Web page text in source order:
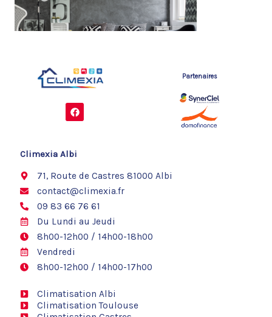
F
a
c
o
Partenaires
Climexia Albi
71, Route de Castres 81000 Albi
contact@climexia.fr
09 83 66 76 61
Du Lundi au Jeudi
8h00-12h00 / 14h00-18h00
Vendredi
8h00-12h00 / 14h00-17h00
Climatisation Albi
Climatisation Toulouse